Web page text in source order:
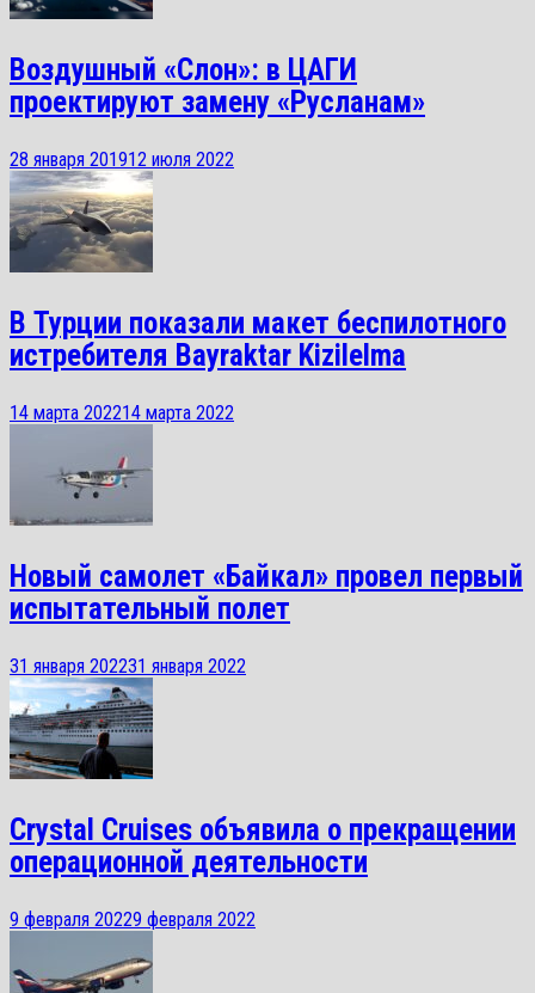
Воздушный «Слон»: в ЦАГИ
проектируют замену «Русланам»
28 января 201912 июля 2022
В Турции показали макет беспилотного
истребителя Bayraktar Kizilelma
14 марта 202214 марта 2022
Новый самолет «Байкал» провел первый
испытательный полет
31 января 202231 января 2022
Crystal Cruises объявила о прекращении
операционной деятельности
9 февраля 20229 февраля 2022